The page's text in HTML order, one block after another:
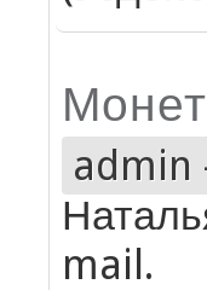
admin
mail.